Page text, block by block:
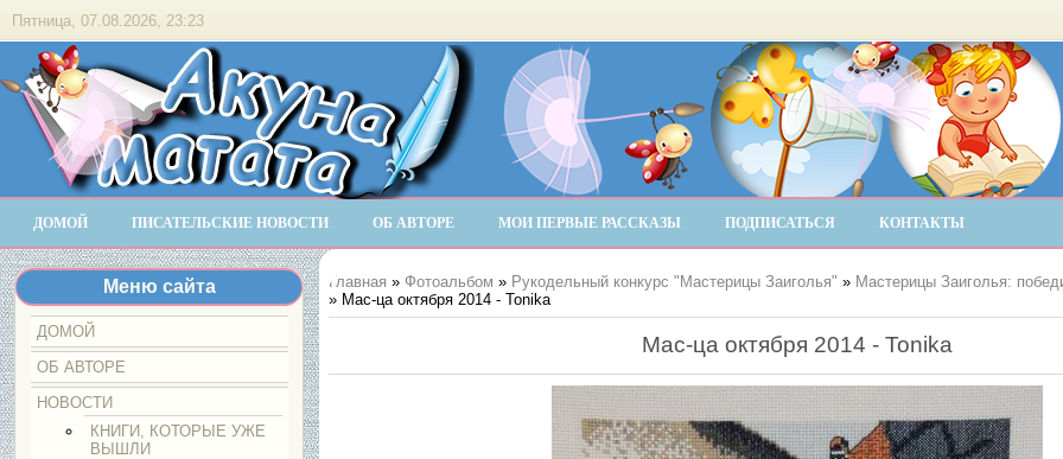
Пятница, 07.08.2026, 23:23
ДОМОЙ ПИСАТЕЛЬСКИЕ НОВОСТИ ОБ АВТОРЕ МОИ ПЕРВЫЕ РАССКАЗЫ ПОДПИСАТЬСЯ КОНТАКТЫ
Меню сайта
ДОМОЙ
ОБ АВТОРЕ
НОВОСТИ
КНИГИ, КОТОРЫЕ УЖЕ
ВЫШЛИ
Главная » Фотоальбом » Рукодельный конкурс "Мастерицы Заиголья" » Мастерицы Заиголья:
» Мас-ца октября 2014 - Tonika
Мас-ца октября 2014 - Tonika